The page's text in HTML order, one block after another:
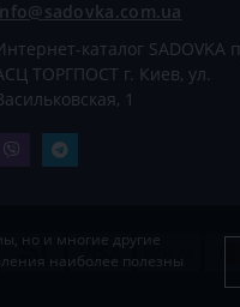
каталог SADOVKA
ТОРГПОСТ г. Киев, ул.
1
но и многие другие
наиболее полезны